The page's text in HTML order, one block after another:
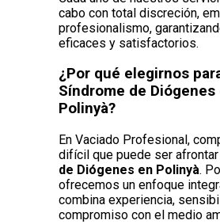
cabo con total discreción,
profesionalismo,
eficaces y satisfactorios.
¿Por qué elegirnos
Síndrome de Diógenes
Polinyà?
En Vaciado Profesional,
difícil que puede ser afrontar
de Diógenes en Polinyà.
ofrecemos un enfoque
combina experiencia,
compromiso con el medio